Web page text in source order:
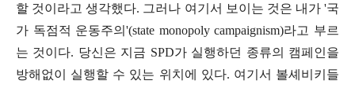
할 것이라고 생각했다. 그러나 여기서 보이는 것은 내가 '국
가 독점적 운동주의'(state monopoly campaignism)라고 부르
는 것이다. 당신은 지금 SPD가 실행하던 종류의 캠페인을
방해없이 실행할 수 있는 위치에 있다. 여기서 볼셰비키들